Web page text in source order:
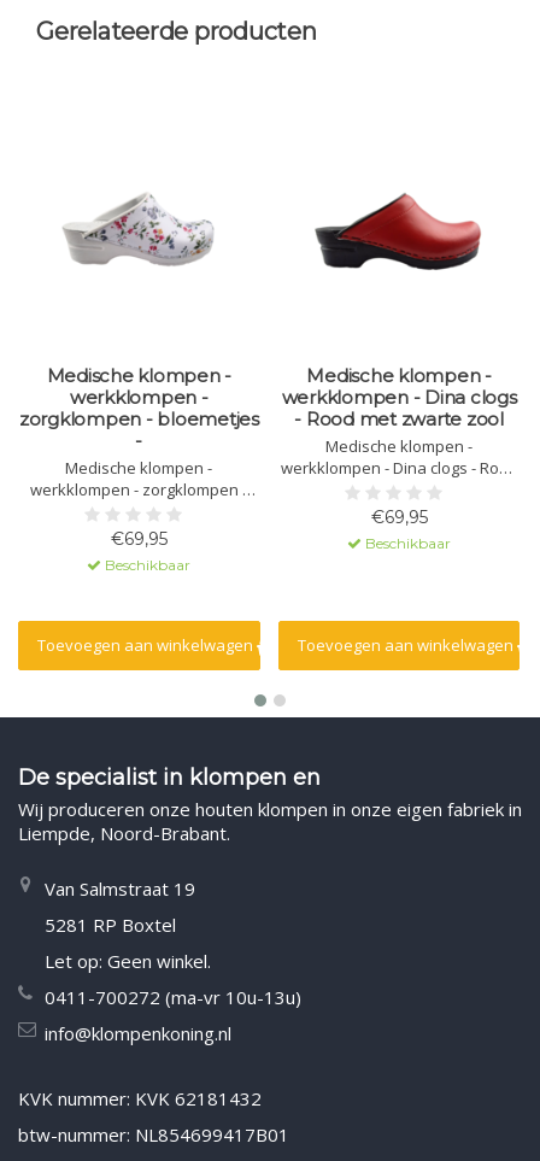
Gerelateerde producten
Medische klompen -
werkklompen -
zorgklompen - bloemetjes
-
Medische klompen -
werkklompen - zorgklompen -
bloemetjes
€69,95
Beschikbaar
Toevoegen aan winkelwagen
Medische klompen -
werkklompen - Dina clogs
- Rood met zwarte zool
Medische klompen -
werkklompen - Dina clogs - Rood
met zwarte zool
€69,95
Beschikbaar
Toevoegen aan winkelwagen
De specialist in klompen en
Wij produceren onze houten klompen in onze eigen fabriek in
Liempde, Noord-Brabant.
Van Salmstraat 19
5281 RP Boxtel
Let op: Geen winkel.
0411-700272 (ma-vr 10u-13u)
info@klompenkoning.nl
KVK nummer: KVK 62181432
btw-nummer: NL854699417B01